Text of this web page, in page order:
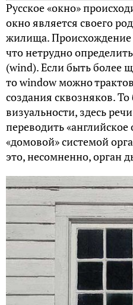
Русское «окно»
окно является своего
жилища. Происхождение
что нетрудно
(wind). Если быть более
то window можно
создания сквозняков.
визуальности, здесь
переводить «английское
«домовой» системой
это, несомненно, орган